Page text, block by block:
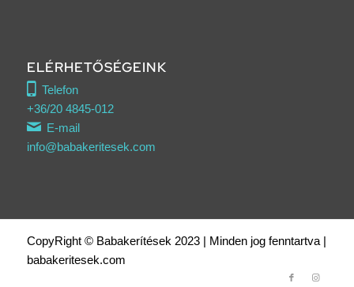
ELÉRHETŐSÉGEINK
Telefon
+36/20 4845-012
E-mail
info@babakeritesek.com
CopyRight © Babakerítések 2023 | Minden jog fenntartva |
babakeritesek.com